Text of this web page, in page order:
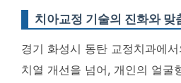
치아교정 기술의 진화와 맞
경기 화성시 동탄 교정치과에
치열 개선을 넘어, 개인의 얼굴